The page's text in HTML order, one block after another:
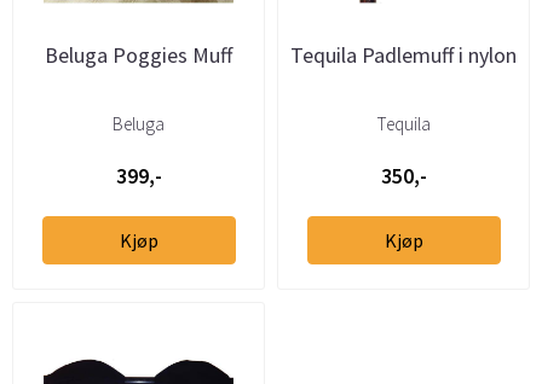
Beluga Poggies Muff
Beluga
399,-
Kjøp
Tequila Padlemuff i nylon
Tequila
350,-
Kjøp